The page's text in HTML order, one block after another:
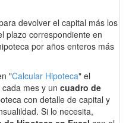
devolver el capital más los
plazo correspondiente en
por años enteros más
"Calcular Hipoteca" el
mes y un cuadro de
con detalle de capital y
Si lo necesita,